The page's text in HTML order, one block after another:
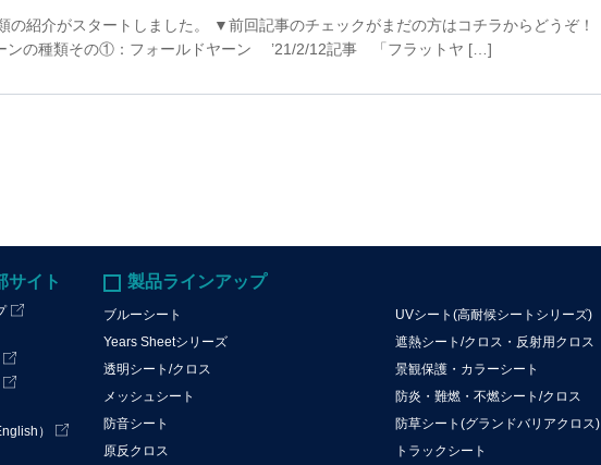
の紹介がスタートしました。 ▼前回記事のチェックがまだの方はコチラからどうぞ！
の種類その①：フォールドヤーン ’21/2/12記事 「フラットヤ […]
サイト
）
製品ラインアップ
ブルーシート
UVシート(高耐候シートシリーズ)
Years Sheetシリーズ
遮熱シート/クロス・反射用クロス
透明シート/クロス
景観保護・カラーシート
メッシュシート
防炎・難燃・不燃シート/クロス
防音シート
防草シート(グランドバリアクロス)
原反クロス
トラックシート